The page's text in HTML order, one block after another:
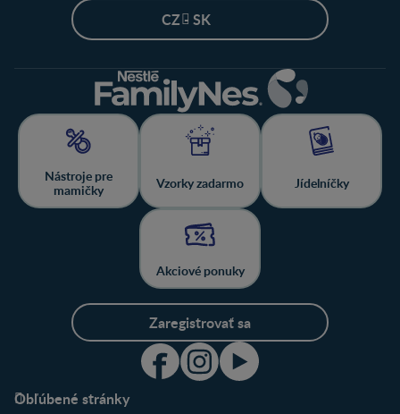
CZ - SK
Nástroje pre
mamičky
Vzorky zadarmo Jídelníčky
Akciové ponuky
Zaregistrovať sa
Obľúbené stránky